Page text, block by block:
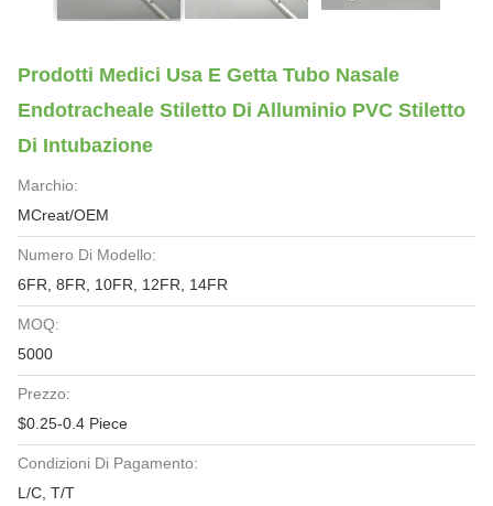
Prodotti Medici Usa E Getta Tubo Nasale
Endotracheale Stiletto Di Alluminio PVC Stiletto
Di Intubazione
Marchio:
MCreat/OEM
Numero Di Modello:
6FR, 8FR, 10FR, 12FR, 14FR
MOQ:
5000
Prezzo:
$0.25-0.4 Piece
Condizioni Di Pagamento:
L/C, T/T